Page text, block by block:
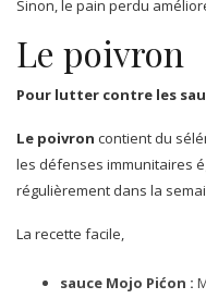
Sinon, le pain perdu
Le poivron
Pour lutter contre les
Le poivron contient du
les défenses immunitaires
régulièrement dans la
La recette facile,
sauce Mojo Pićon :